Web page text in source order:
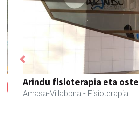
Arindu fisioterapia eta
Amasa-Villabona - Fisioterapia
Previous